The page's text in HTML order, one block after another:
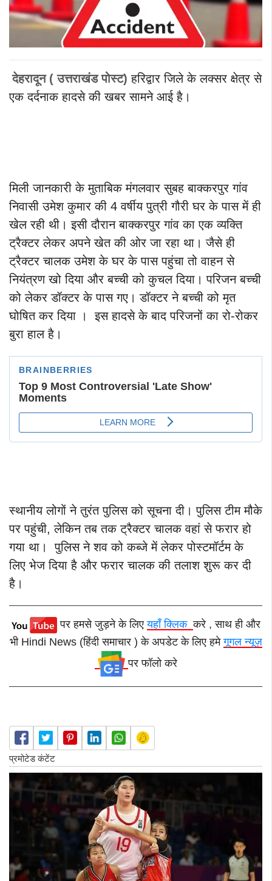
देहरादून ( उत्तराखंड पोस्ट)हरिद्वार जिले के लक्सर क्षेत्र से
एक दर्दनाक हादसे की खबर सामने आई है।
मिली जानकारी के मुताबिक मंगलवार सुबह बाक्करपुर गांव
निवासी उमेश कुमार की 4 वर्षीय पुत्री गौरी घर के पास में ही
खेल रही थी। इसी दौरान बाक्करपुर गांव का एक व्यक्ति
ट्रैक्टर लेकर अपने खेत की ओर जा रहा था। जैसे ही
ट्रैक्टर चालक उमेश के घर के पास पहुंचा तो वाहन से
नियंत्रण खो दिया और बच्ची को कुचल दिया। परिजन बच्ची
को लेकर डॉक्टर के पास गए। डॉक्टर ने बच्ची को मृत
घोषित कर दिया । इस हादसे के बाद परिजनों का रो-रोकर
बुरा हाल है।
स्थानीय लोगों ने तुरंत पुलिस को सूचना दी। पुलिस टीम मौके
पर पहुंची, लेकिन तब तक ट्रैक्टर चालक वहां से फरार हो
गया था। पुलिस ने शव को कब्जे में लेकर पोस्टमॉर्टम के
लिए भेज दिया है और फरार चालक की तलाश शुरू कर दी
है।
पर हमसे जुड़ने के लिएयहाँ क्लिककरे , साथ ही और
भी Hindi News (हिंदी समाचार ) के अपडेट के लिए हमेगूगल न्यूज़
पर फॉलो करे